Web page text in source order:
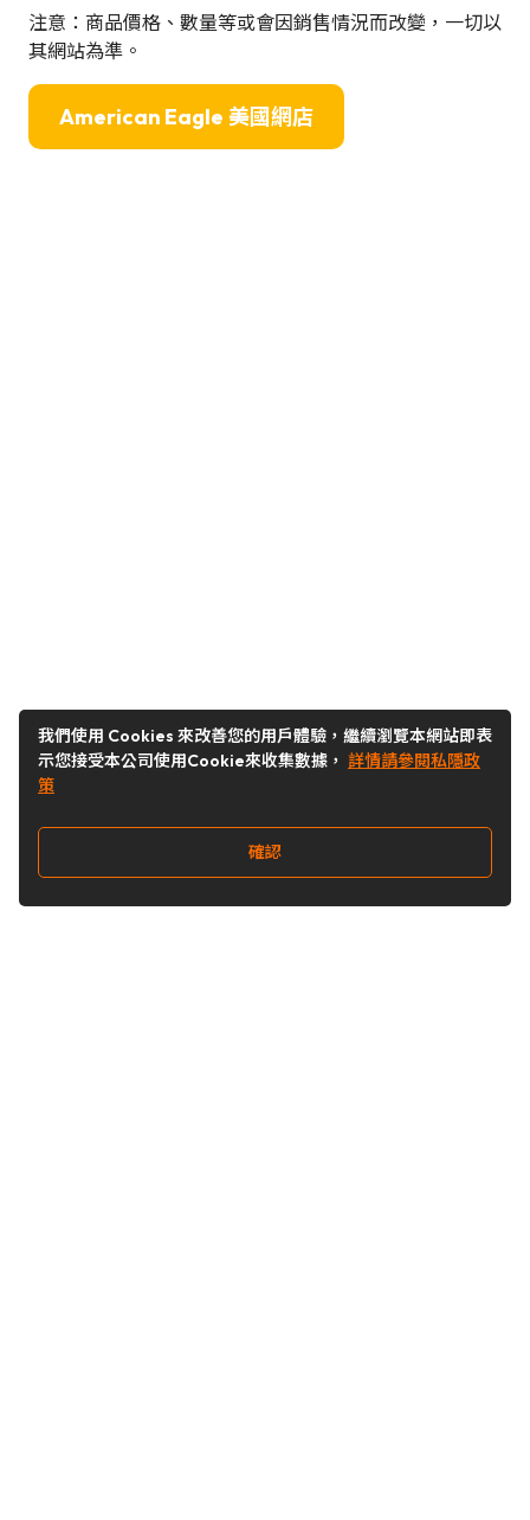
注意：商品價格、數量等或會因銷售情況而改變，一切以
其網站為準。
American Eagle 美國網店
我們使用 Cookies 來改善您的用戶體驗，繼續瀏覽本網站即表
示您接受本公司使用Cookie來收集數據， 詳情請參閱私隱政
策
確認